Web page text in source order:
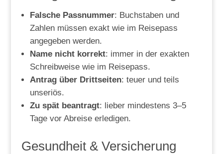
Falsche Passnummer: Buchstaben und
Zahlen müssen exakt wie im Reisepass
angegeben werden.
Name nicht korrekt: immer in der exakten
Schreibweise wie im Reisepass.
Antrag über Drittseiten: teuer und teils
unseriös.
Zu spät beantragt: lieber mindestens 3–5
Tage vor Abreise erledigen.
Gesundheit & Versicherung